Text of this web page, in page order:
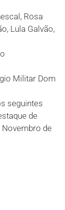
Rosa
Lula Galvão,
Militar Dom
seguintes
de
de